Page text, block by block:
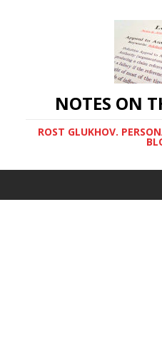
NOTES ON
ROST GLUKHOV.